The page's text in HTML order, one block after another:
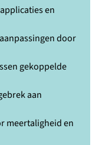
en
door
gekoppelde
aan
meertaligheid en